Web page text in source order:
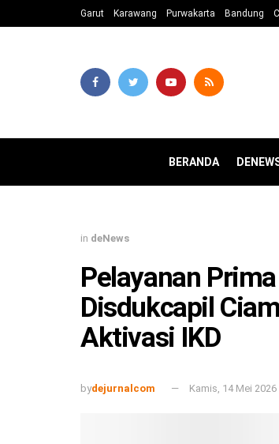
Garut Karawang Purwakarta Bandung
BERANDA
in deNews
Pelayanan
Disdukcapil
Aktivasi IKD
bydejurnalcom Kamis, 14 Mei 2026